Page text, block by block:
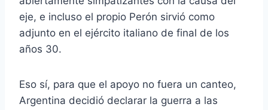
eje, e incluso el propio Perón sirvió como
adjunto en el ejército italiano de final de los
años 30.
Eso sí, para que el apoyo no fuera un canteo,
Argentina decidió declarar la guerra a las